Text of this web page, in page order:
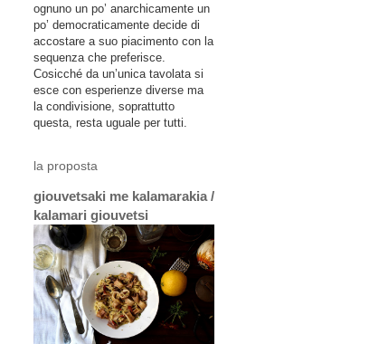
ognuno un po’ anarchicamente un
po’ democraticamente decide di
accostare a suo piacimento con la
sequenza che preferisce.
Cosicché da un’unica tavolata si
esce con esperienze diverse ma
la condivisione, soprattutto
questa, resta uguale per tutti.
la proposta
giouvetsaki me kalamarakia /
kalamari giouvetsi